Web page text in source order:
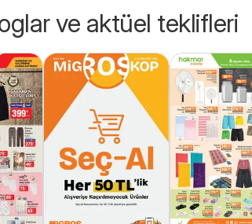
ve aktüel teklifleri